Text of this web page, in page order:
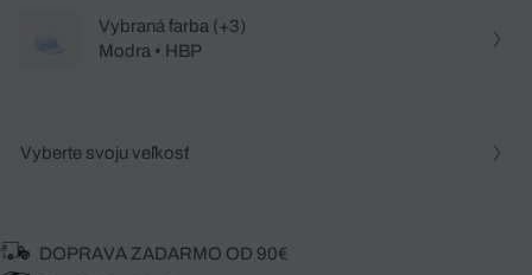
Vybraná farba (+3)
Modra • HBP
Vyberte svoju veľkosť
DOPRAVA ZADARMO OD 90€